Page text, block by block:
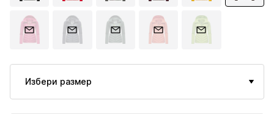
Избери размер